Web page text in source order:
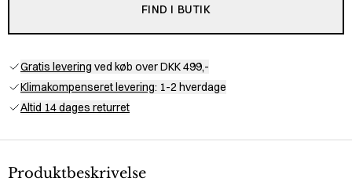
FIND I BUTIK
Gratis levering ved køb over DKK 499,-
Klimakompenseret levering: 1-2 hverdage
Altid 14 dages returret
Produktbeskrivelse